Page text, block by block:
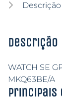
Descrição
Descrição
WATCH SE
MKQ63BE/A